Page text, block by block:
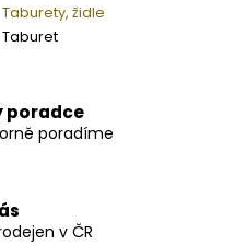
Taburety, židle
Taburet
poradce
poradíme
v ČR